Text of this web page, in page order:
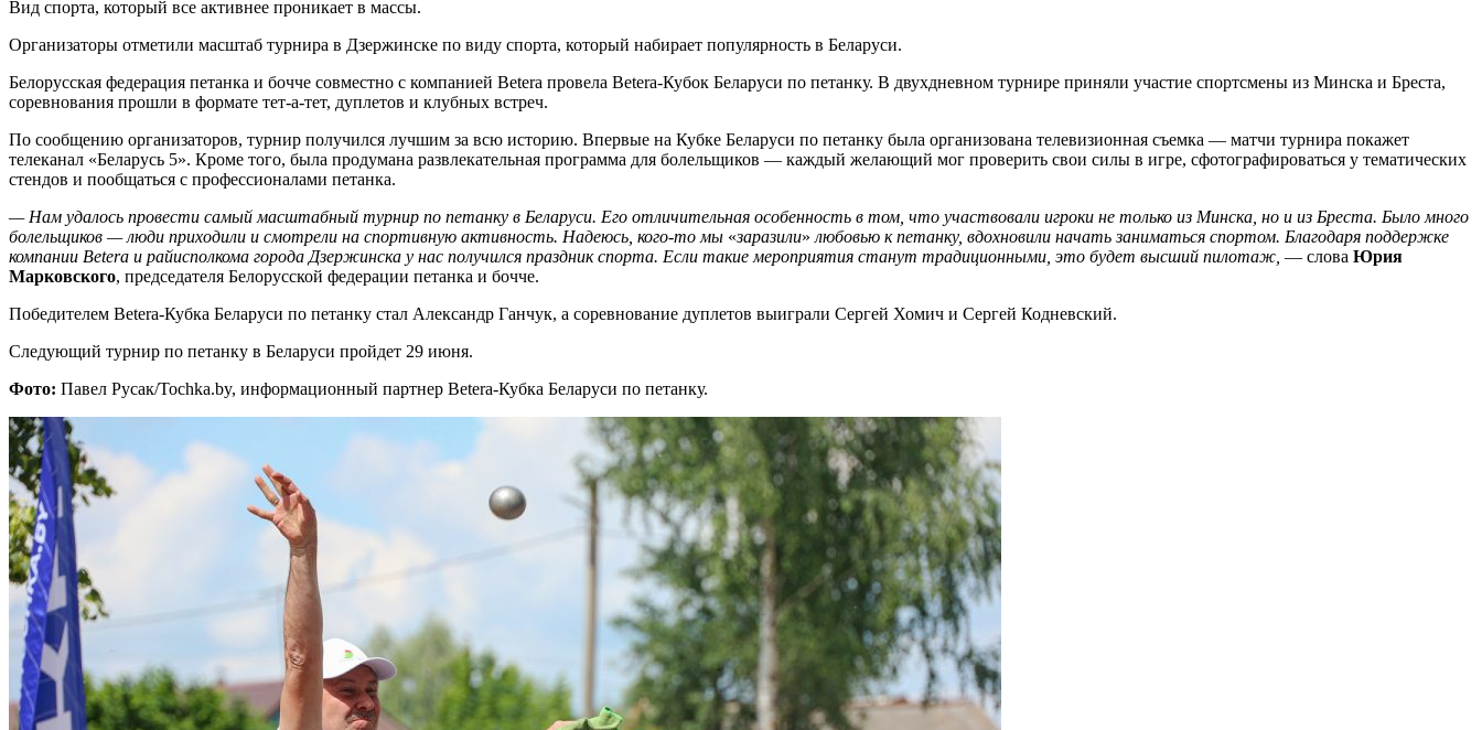
Вид спорта, который все активнее проникает в массы.
Организаторы отметили масштаб турнира в Дзержинске по виду спорта, который набирает популярность в Беларуси.
Белорусская федерация петанка и бочче совместно с компанией Betera провела Betera-Кубок Беларуси по петанку. В двухдневном турнире приняли участие спортсмены из Минска и Бреста,
соревнования прошли в формате тет-а-тет, дуплетов и клубных встреч.
По сообщению организаторов, турнир получился лучшим за всю историю. Впервые на Кубке Беларуси по петанку была организована телевизионная съемка — матчи турнира покажет
телеканал «Беларусь 5». Кроме того, была продумана развлекательная программа для болельщиков — каждый желающий мог проверить свои силы в игре, сфотографироваться у тематических
стендов и пообщаться с профессионалами петанка.
— Нам удалось провести самый масштабный турнир по петанку в Беларуси. Его отличительная особенность в том, что участвовали игроки не только из Минска, но и из Бреста. Было много
болельщиков — люди приходили и смотрели на спортивную активность. Надеюсь, кого-то мы «заразили» любовью к петанку, вдохновили начать заниматься спортом. Благодаря поддержке
компании Betera и райисполкома города Дзержинска у нас получился праздник спорта. Если такие мероприятия станут традиционными, это будет высший пилотаж, — слова Юрия
Марковского, председателя Белорусской федерации петанка и бочче.
Победителем Betera-Кубка Беларуси по петанку стал Александр Ганчук, а соревнование дуплетов выиграли Сергей Хомич и Сергей Кодневский.
Следующий турнир по петанку в Беларуси пройдет 29 июня.
Фото: Павел Русак/Tochka.by, информационный партнер Betera-Кубка Беларуси по петанку.